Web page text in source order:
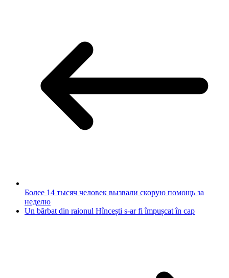
Более 14 тысяч человек вызвали скорую помощь за
неделю
Un bărbat din raionul Hîncești s-ar fi împușcat în cap